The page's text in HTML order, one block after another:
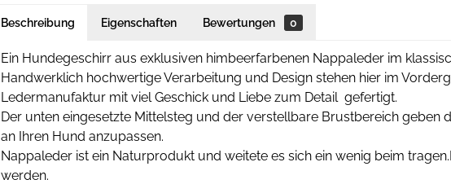
Beschreibung Eigenschaften Bewertungen 0
Ein Hundegeschirr aus exklusiven himbeerfarbenen Nappaleder im
Handwerklich hochwertige Verarbeitung und Design stehen hier im
Ledermanufaktur mit viel Geschick und Liebe zum Detail gefertigt.
Der unten eingesetzte Mittelsteg und der verstellbare Brustbereich geben
an Ihren Hund anzupassen.
Nappaleder ist ein Naturprodukt und weitete es sich ein wenig beim
werden.